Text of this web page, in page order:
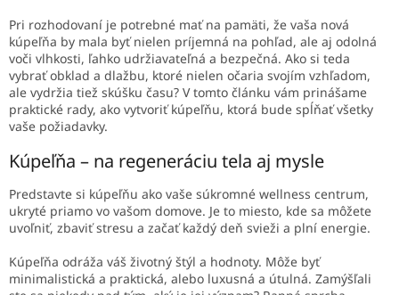
Pri rozhodovaní je potrebné mať na pamäti, že vaša nová
kúpeľňa by mala byť nielen príjemná na pohľad, ale aj odolná
voči vlhkosti, ľahko udržiavateľná a bezpečná. Ako si teda
vybrať obklad a dlažbu, ktoré nielen očaria svojím vzhľadom,
ale vydržia tiež skúšku času? V tomto článku vám prinášame
praktické rady, ako vytvoriť kúpeľňu, ktorá bude spĺňať všetky
vaše požiadavky.
Kúpeľňa – na regeneráciu tela aj mysle
Predstavte si kúpeľňu ako vaše súkromné wellness centrum,
ukryté priamo vo vašom domove. Je to miesto, kde sa môžete
uvoľniť, zbaviť stresu a začať každý deň svieži a plní energie.
Kúpeľňa odráža váš životný štýl a hodnoty. Môže byť
minimalistická a praktická, alebo luxusná a útulná. Zamýšľali